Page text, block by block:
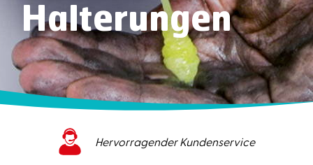
Halterungen
Hervorragender Kundenservice